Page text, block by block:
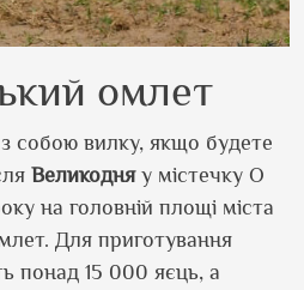
омлет
собою вилку, якщо будете
Великодняу містечку О
на головній площі міста
Для приготування
понад 15 000 яєць, а